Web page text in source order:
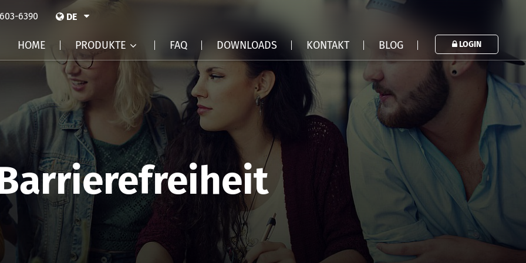
6390 DE
HOME PRODUKTE FAQ DOWNLOADS KONTAKT BLOG LOGIN